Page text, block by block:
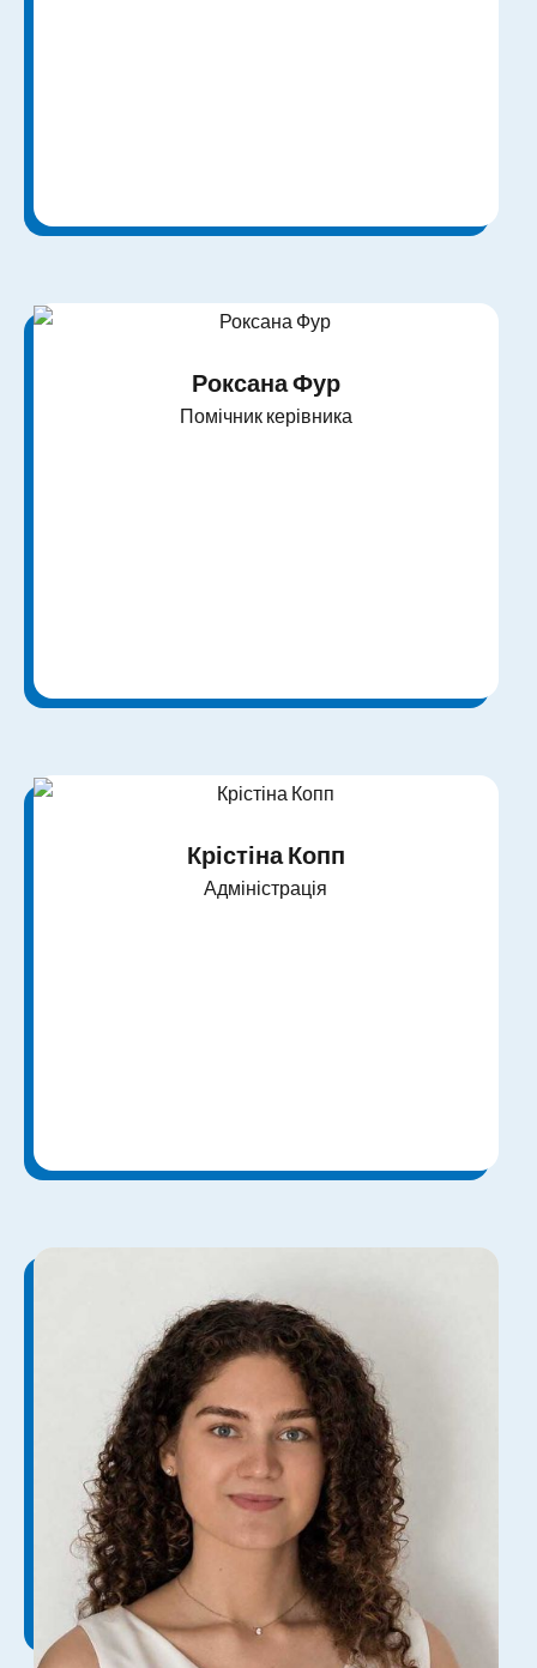
Роксана Фур
Помічник керівника
Крістіна Копп
Адміністрація